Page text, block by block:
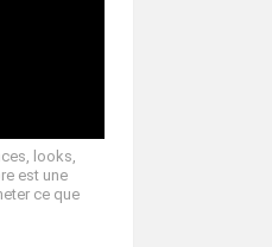
looks,
est une
ce que